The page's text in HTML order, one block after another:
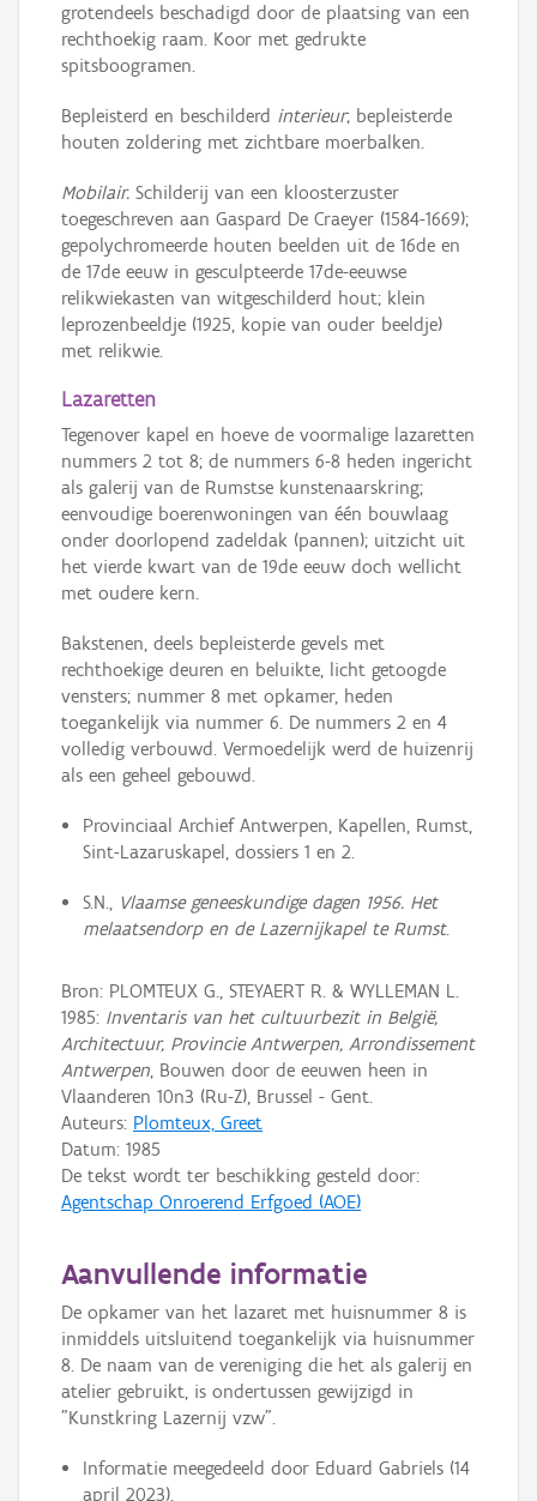
grotendeels beschadigd door de plaatsing van een
rechthoekig raam. Koor met gedrukte
spitsboogramen.
Bepleisterd en beschilderd interieur; bepleisterde
houten zoldering met zichtbare moerbalken.
Mobilair. Schilderij van een kloosterzuster
toegeschreven aan Gaspard De Craeyer (1584-1669);
gepolychromeerde houten beelden uit de 16de en
de 17de eeuw in gesculpteerde 17de-eeuwse
relikwiekasten van witgeschilderd hout; klein
leprozenbeeldje (1925, kopie van ouder beeldje)
met relikwie.
Lazaretten
Tegenover kapel en hoeve de voormalige lazaretten
nummers 2 tot 8; de nummers 6-8 heden ingericht
als galerij van de Rumstse kunstenaarskring;
eenvoudige boerenwoningen van één bouwlaag
onder doorlopend zadeldak (pannen); uitzicht uit
het vierde kwart van de 19de eeuw doch wellicht
met oudere kern.
Bakstenen, deels bepleisterde gevels met
rechthoekige deuren en beluikte, licht getoogde
vensters; nummer 8 met opkamer, heden
toegankelijk via nummer 6. De nummers 2 en 4
volledig verbouwd. Vermoedelijk werd de huizenrij
als een geheel gebouwd.
Provinciaal Archief Antwerpen, Kapellen, Rumst,
Sint-Lazaruskapel, dossiers 1 en 2.
S.N., Vlaamse geneeskundige dagen 1956. Het
melaatsendorp en de Lazernijkapel te Rumst.
Bron: PLOMTEUX G., STEYAERT R. & WYLLEMAN L.
1985: Inventaris van het cultuurbezit in België,
Architectuur, Provincie Antwerpen, Arrondissement
Antwerpen, Bouwen door de eeuwen heen in
Vlaanderen 10n3 (Ru-Z), Brussel - Gent.
Auteurs: Plomteux, Greet
Datum: 1985
De tekst wordt ter beschikking gesteld door:
Agentschap Onroerend Erfgoed (AOE)
Aanvullende informatie
De opkamer van het lazaret met huisnummer 8 is
inmiddels uitsluitend toegankelijk via huisnummer
8. De naam van de vereniging die het als galerij en
atelier gebruikt, is ondertussen gewijzigd in
"Kunstkring Lazernij vzw".
Informatie meegedeeld door Eduard Gabriels (14
april 2023).